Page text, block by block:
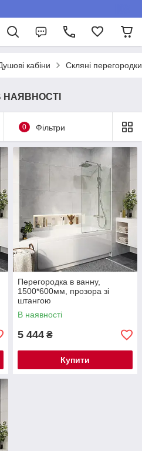
кабіни Скляні
НАЯВНОСТІ
0 Фільтри
Перегородка в ванну,
1500*600мм, прозора зі
штангою
В наявності
5 444 ₴
Купити